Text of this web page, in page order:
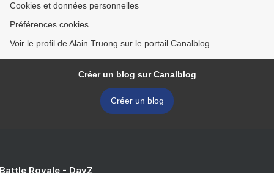
Cookies et données personnelles
Préférences cookies
Voir le profil de Alain Truong sur le portail Canalblog
Créer un blog sur Canalblog
Créer un blog
Royale - DayZ